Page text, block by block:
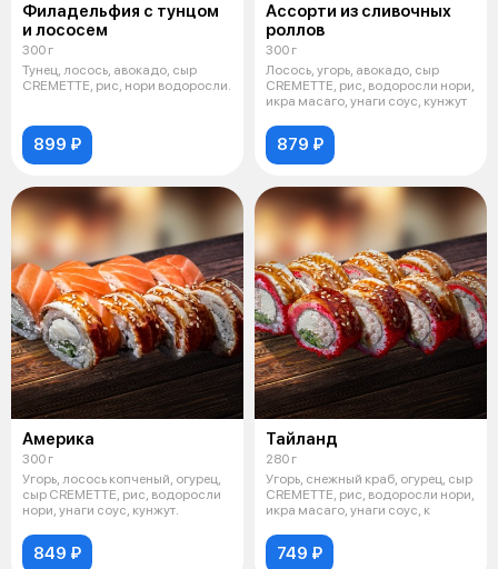
Филадельфия с тунцом
и лососем
300 г
Тунец, лосось, авокадо, сыр
CREMETTE, рис, нори водоросли.
899 ₽
Ассорти из сливочных
роллов
300 г
Лосось, угорь, авокадо, сыр
CREMETTE, рис, водоросли нори,
икра масаго, унаги соус, кунжут
879 ₽
Америка
300 г
Угорь, лосось копченый, огурец,
сыр CREMETTE, рис, водоросли
нори, унаги соус, кунжут.
849 ₽
Тайланд
280 г
Угорь, снежный краб, огурец, сыр
CREMETTE, рис, водоросли нори,
икра масаго, унаги соус, к
749 ₽